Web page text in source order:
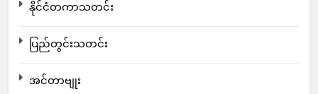
နိုင်ငံတကာသတင်း
ပြည်တွင်းသတင်း
အင်တာဗျုး